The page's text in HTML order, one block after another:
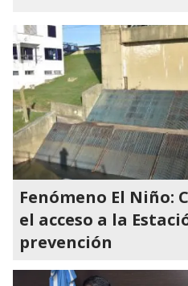
Fenómeno El Niño:
el acceso a la
prevención